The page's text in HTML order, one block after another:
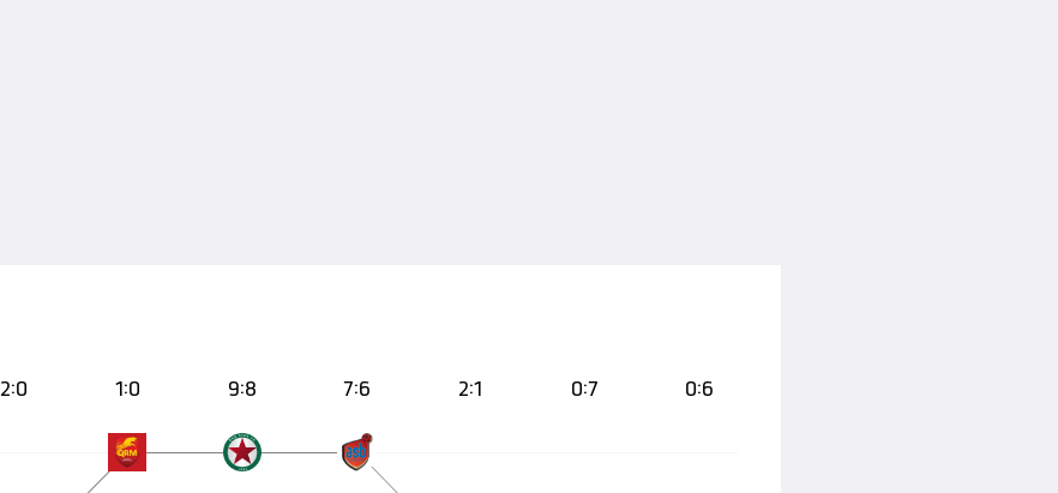
2:0 1:0 9:8 7:6 2:1 0:7 0:6